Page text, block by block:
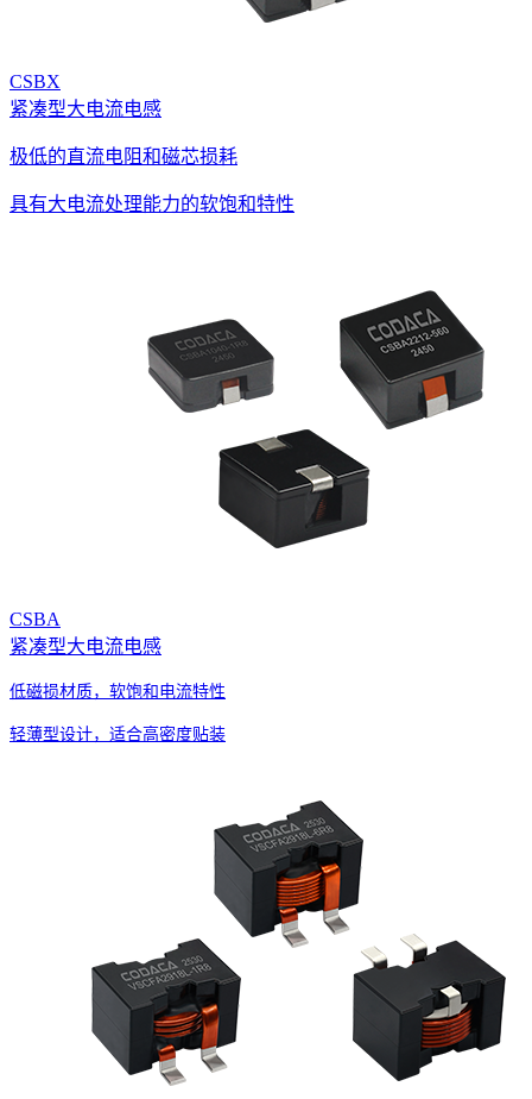
CSBX
紧凑型大电流电感
极低的直流电阻和磁芯损耗
具有大电流处理能力的软饱和特性
CSBA
紧凑型大电流电感
低磁损材质，软饱和电流特性
轻薄型设计，适合高密度贴装